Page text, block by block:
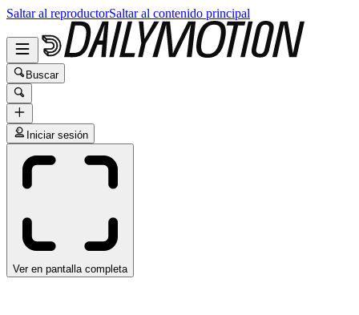
Saltar al reproductorSaltar al contenido principal
Buscar
Iniciar sesión
Ver en pantalla completa